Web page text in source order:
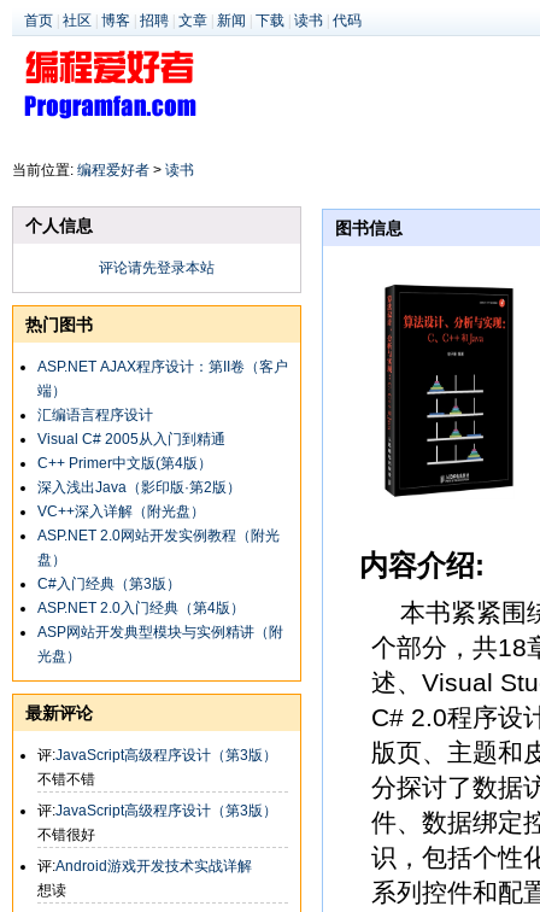
首页 社区 博客 招聘 文章 新闻 下载 读书 代码
当前位置: 编程爱好者 > 读书
个人信息
评论请先登录本站
热门图书
ASP.NET AJAX程序设计：第II卷（客户
端）
汇编语言程序设计
Visual C# 2005从入门到精通
C++ Primer中文版(第4版）
深入浅出Java（影印版·第2版）
VC++深入详解（附光盘）
ASP.NET 2.0网站开发实例教程（附光
盘）
C#入门经典（第3版）
ASP.NET 2.0入门经典（第4版）
ASP网站开发典型模块与实例精讲（附
光盘）
最新评论
评:JavaScript高级程序设计（第3版）
不错不错
评:JavaScript高级程序设计（第3版）
不错很好
评:Android游戏开发技术实战详解
想读
图书信息
内容介绍:
本书紧紧围
个部分，共18
述、Visual
C# 2.0程序设
版页、主题和
分探讨了数据
件、数据绑定
识，包括个性
系列控件和配